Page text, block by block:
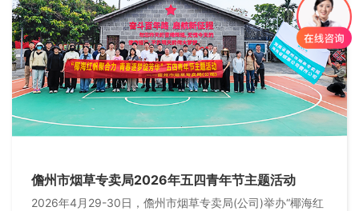
儋州市烟草专卖局2026年五四青年节主题活动
2026年4月29-30日，儋州市烟草专卖局(公司)举办“椰海红